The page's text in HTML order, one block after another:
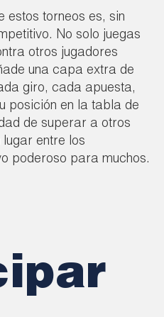
estos torneos es, sin
No solo juegas
otros jugadores
una capa extra de
giro, cada apuesta,
posición en la tabla de
de superar a otros
entre los
poderoso para muchos.